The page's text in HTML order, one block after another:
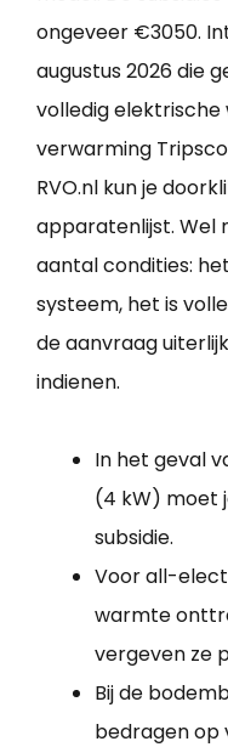
ongeveer €3050.
augustus 2026 die
volledig
verwarming
RVO.nl kun je
apparatenlijst. Wel
aantal condities:
systeem, het is
de aanvraag
indienen.
In het geval
(4 kW) moet
subsidie.
Voor all-
warmte
vergeven ze
Bij de
bedragen op